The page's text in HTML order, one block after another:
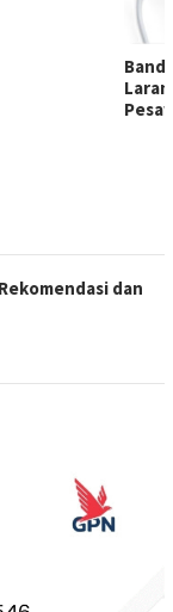
Powerbank ke
dan